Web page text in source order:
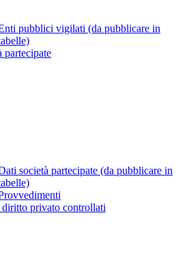
pubblici vigilati (da pubblicare in
partecipate
società partecipate (da pubblicare in
privato controllati